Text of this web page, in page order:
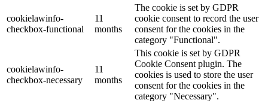
cookielawinfo-
checkbox-functional
11
months
The cookie is set by GDPR
cookie consent to record the user
consent for the cookies in the
category "Functional".
cookielawinfo-
checkbox-necessary
11
months
This cookie is set by GDPR
Cookie Consent plugin. The
cookies is used to store the user
consent for the cookies in the
category "Necessary".